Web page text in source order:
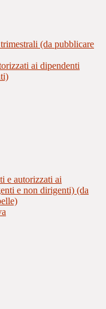
(da pubblicare
ai dipendenti
e autorizzati ai
e non dirigenti) (da